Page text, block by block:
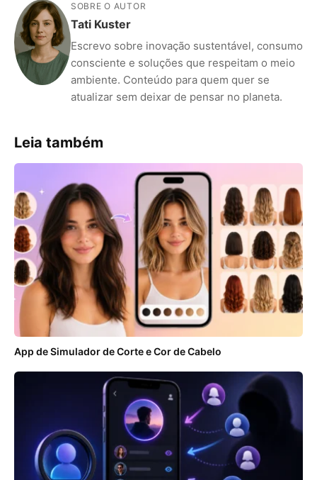
SOBRE O AUTOR
Tati Kuster
Escrevo sobre inovação sustentável, consumo
consciente e soluções que respeitam o meio
ambiente. Conteúdo para quem quer se
atualizar sem deixar de pensar no planeta.
Leia também
App de Simulador de Corte e Cor de Cabelo